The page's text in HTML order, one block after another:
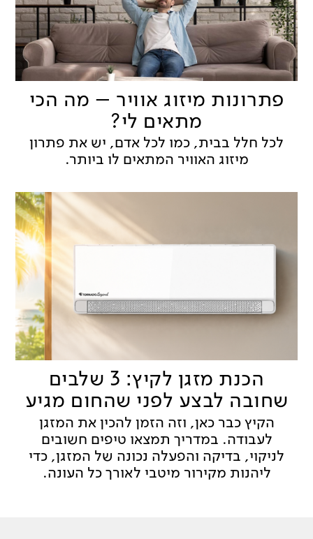
פתרונות מיזוג אוויר – מה הכי
מתאים לי?
לכל חלל בבית, כמו לכל אדם, יש את פתרון
מיזוג האוויר המתאים לו ביותר.
הכנת מזגן לקיץ: 3 שלבים
שחובה לבצע לפני שהחום מגיע
הקיץ כבר כאן, וזה הזמן להכין את המזגן
לעבודה. במדריך תמצאו טיפים חשובים
לניקוי, בדיקה והפעלה נכונה של המזגן, כדי
ליהנות מקירור מיטבי לאורך כל העונה.